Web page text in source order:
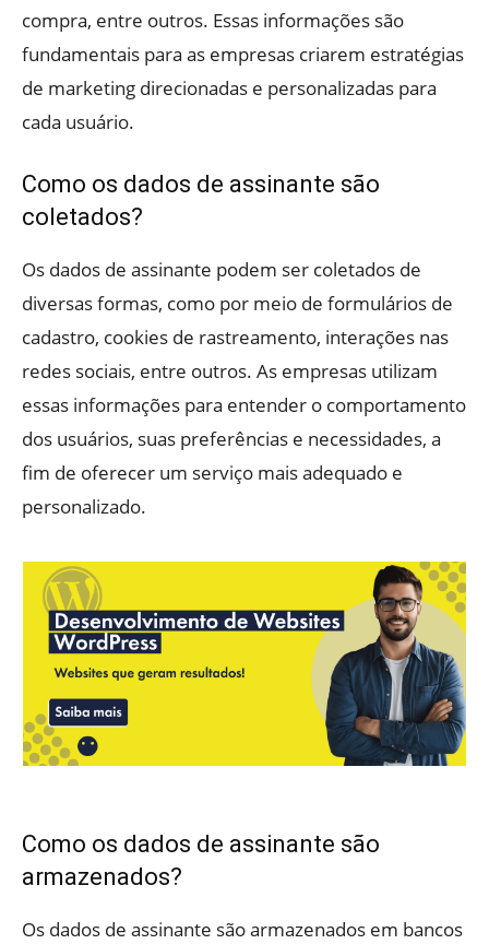
compra, entre outros. Essas informações são
fundamentais para as empresas criarem estratégias
de marketing direcionadas e personalizadas para
cada usuário.
Como os dados de assinante são
coletados?
Os dados de assinante podem ser coletados de
diversas formas, como por meio de formulários de
cadastro, cookies de rastreamento, interações nas
redes sociais, entre outros. As empresas utilizam
essas informações para entender o comportamento
dos usuários, suas preferências e necessidades, a
fim de oferecer um serviço mais adequado e
personalizado.
Como os dados de assinante são
armazenados?
Os dados de assinante são armazenados em bancos